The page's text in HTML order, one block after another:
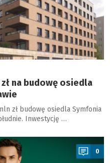
na budowę osiedla
zł budowę osiedla Symfonia
Inwestycję …
0